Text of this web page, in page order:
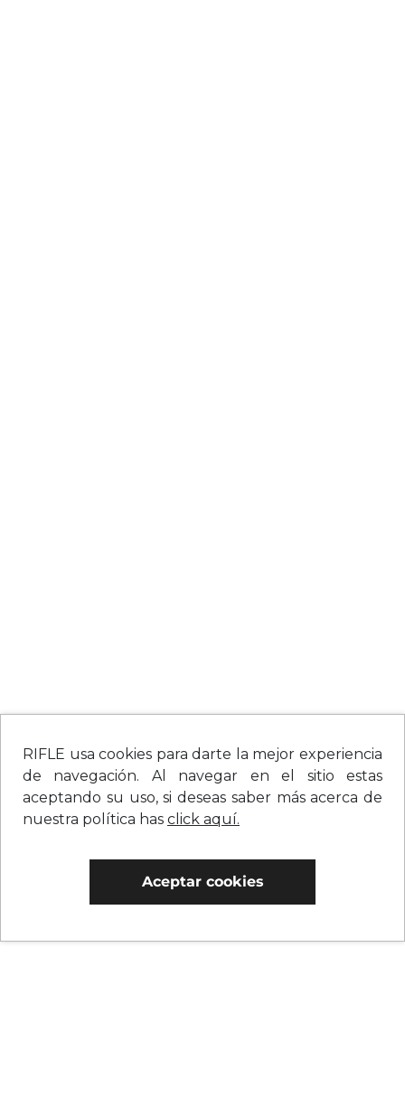
RIFLE usa cookies para darte la mejor experiencia
de navegación. Al navegar en el sitio estas
aceptando su uso, si deseas saber más acerca de
nuestra política has click aquí.
Aceptar cookies